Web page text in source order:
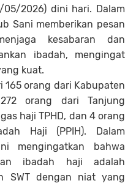
2026) dini hari. Dalam
Sani memberikan pesan
kesabaran dan
ibadah, mengingat
kuat.
orang dari Kabupaten
orang dari Tanjung
haji TPHD, dan 4 orang
Haji (PPIH). Dalam
mengingatkan bahwa
ibadah haji adalah
SWT dengan niat yang